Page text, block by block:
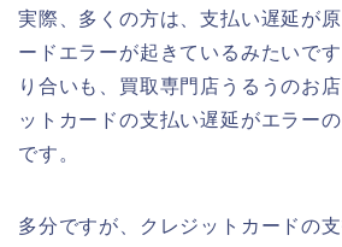
実際、多くの方は、支払い遅延が
ードエラーが起きているみたいで
り合いも、買取専門店うるうのお
ットカードの支払い遅延がエラー
です。
多分ですが、クレジットカードの